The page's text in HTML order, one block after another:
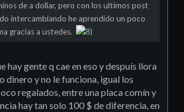
de a dollar, pero con los ultimos post
intercambiando he aprendido un poco
gracias a ustedes.
hay gente q cae en eso y despuís llora
dinero y no le funciona, igual los
regalados, entre una placa comín y
hay tan solo 100 $ de diferencia, en